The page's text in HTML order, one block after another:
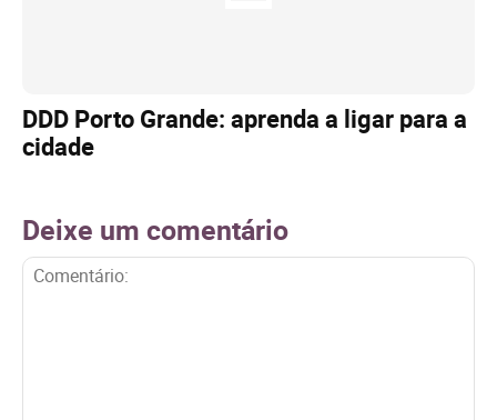
DDD Porto Grande: aprenda a ligar para a
cidade
Deixe um comentário